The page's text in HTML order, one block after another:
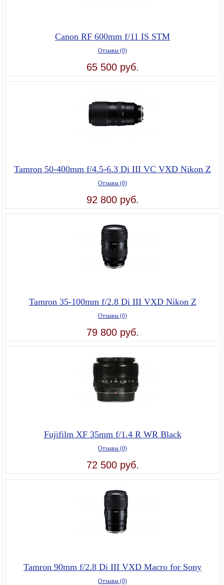
Canon RF 600mm f/11 IS STM
Отзывы (0)
65 500 руб.
Tamron 50-400mm f/4.5-6.3 Di III VC VXD Nikon Z
Отзывы (0)
92 800 руб.
Tamron 35-100mm f/2.8 Di III VXD Nikon Z
Отзывы (0)
79 800 руб.
Fujifilm XF 35mm f/1.4 R WR Black
Отзывы (0)
72 500 руб.
Tamron 90mm f/2.8 Di III VXD Macro for Sony
Отзывы (0)